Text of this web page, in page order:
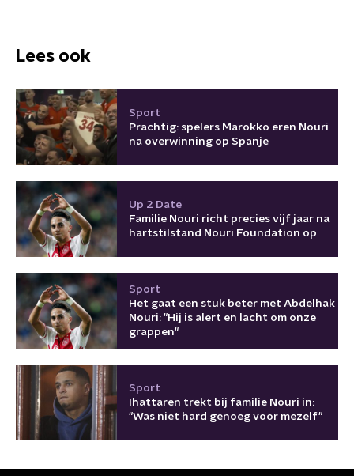
Lees ook
Sport
Prachtig: spelers Marokko eren Nouri
na overwinning op Spanje
Up 2 Date
Familie Nouri richt precies vijf jaar na
hartstilstand Nouri Foundation op
Sport
Het gaat een stuk beter met Abdelhak
Nouri: "Hij is alert en lacht om onze
grappen"
Sport
Ihattaren trekt bij familie Nouri in:
"Was niet hard genoeg voor mezelf"